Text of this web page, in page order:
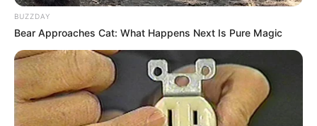
BUZZDAY
Bear Approaches Cat: What Happens Next Is Pure Magic